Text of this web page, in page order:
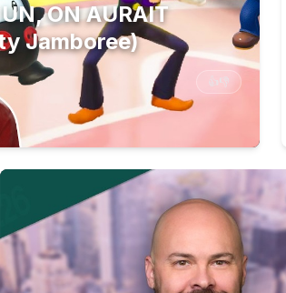
ON AURAIT
Jamboree)
👎
conflict and armed groups
Jobs Shock Sends Stocks Higher |